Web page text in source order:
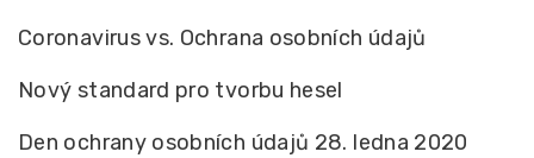
Coronavirus vs. Ochrana osobních údajů
Nový standard pro tvorbu hesel
Den ochrany osobních údajů 28. ledna 2020